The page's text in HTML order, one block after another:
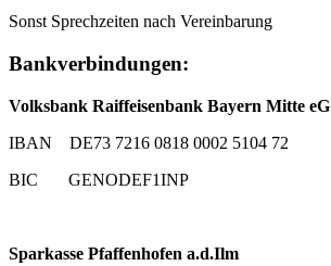
Sonst Sprechzeiten nach Vereinbarung
Bankverbindungen:
Volksbank Raiffeisenbank Bayern Mitte eG
IBAN DE73 7216 0818 0002 5104 72
BIC GENODEF1INP
Sparkasse Pfaffenhofen a.d.Ilm